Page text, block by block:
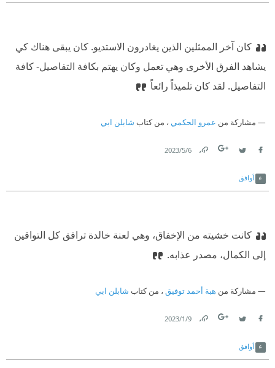
كان آخر الممثلين الذين يغادرون الاستديو. كان يبقى هناك كي
يشاهد الفرق الأخرى وهي تعمل وكان يهتم بكافة التفاصيل- كافة
التفاصيل. لقد كان تلميذاً رائعاً
مشاركة من عمرو الحكمي ، من كتاب شابلن ابي
6‏/5‏/2023
أوافق
كانت خشيته من الإخفاق، وهي لعنة خالدة ترافق كل التواقين
إلى الكمال، مصدر عذابه.
مشاركة من هبة أحمد توفيق ، من كتاب شابلن ابي
9‏/1‏/2023
أوافق